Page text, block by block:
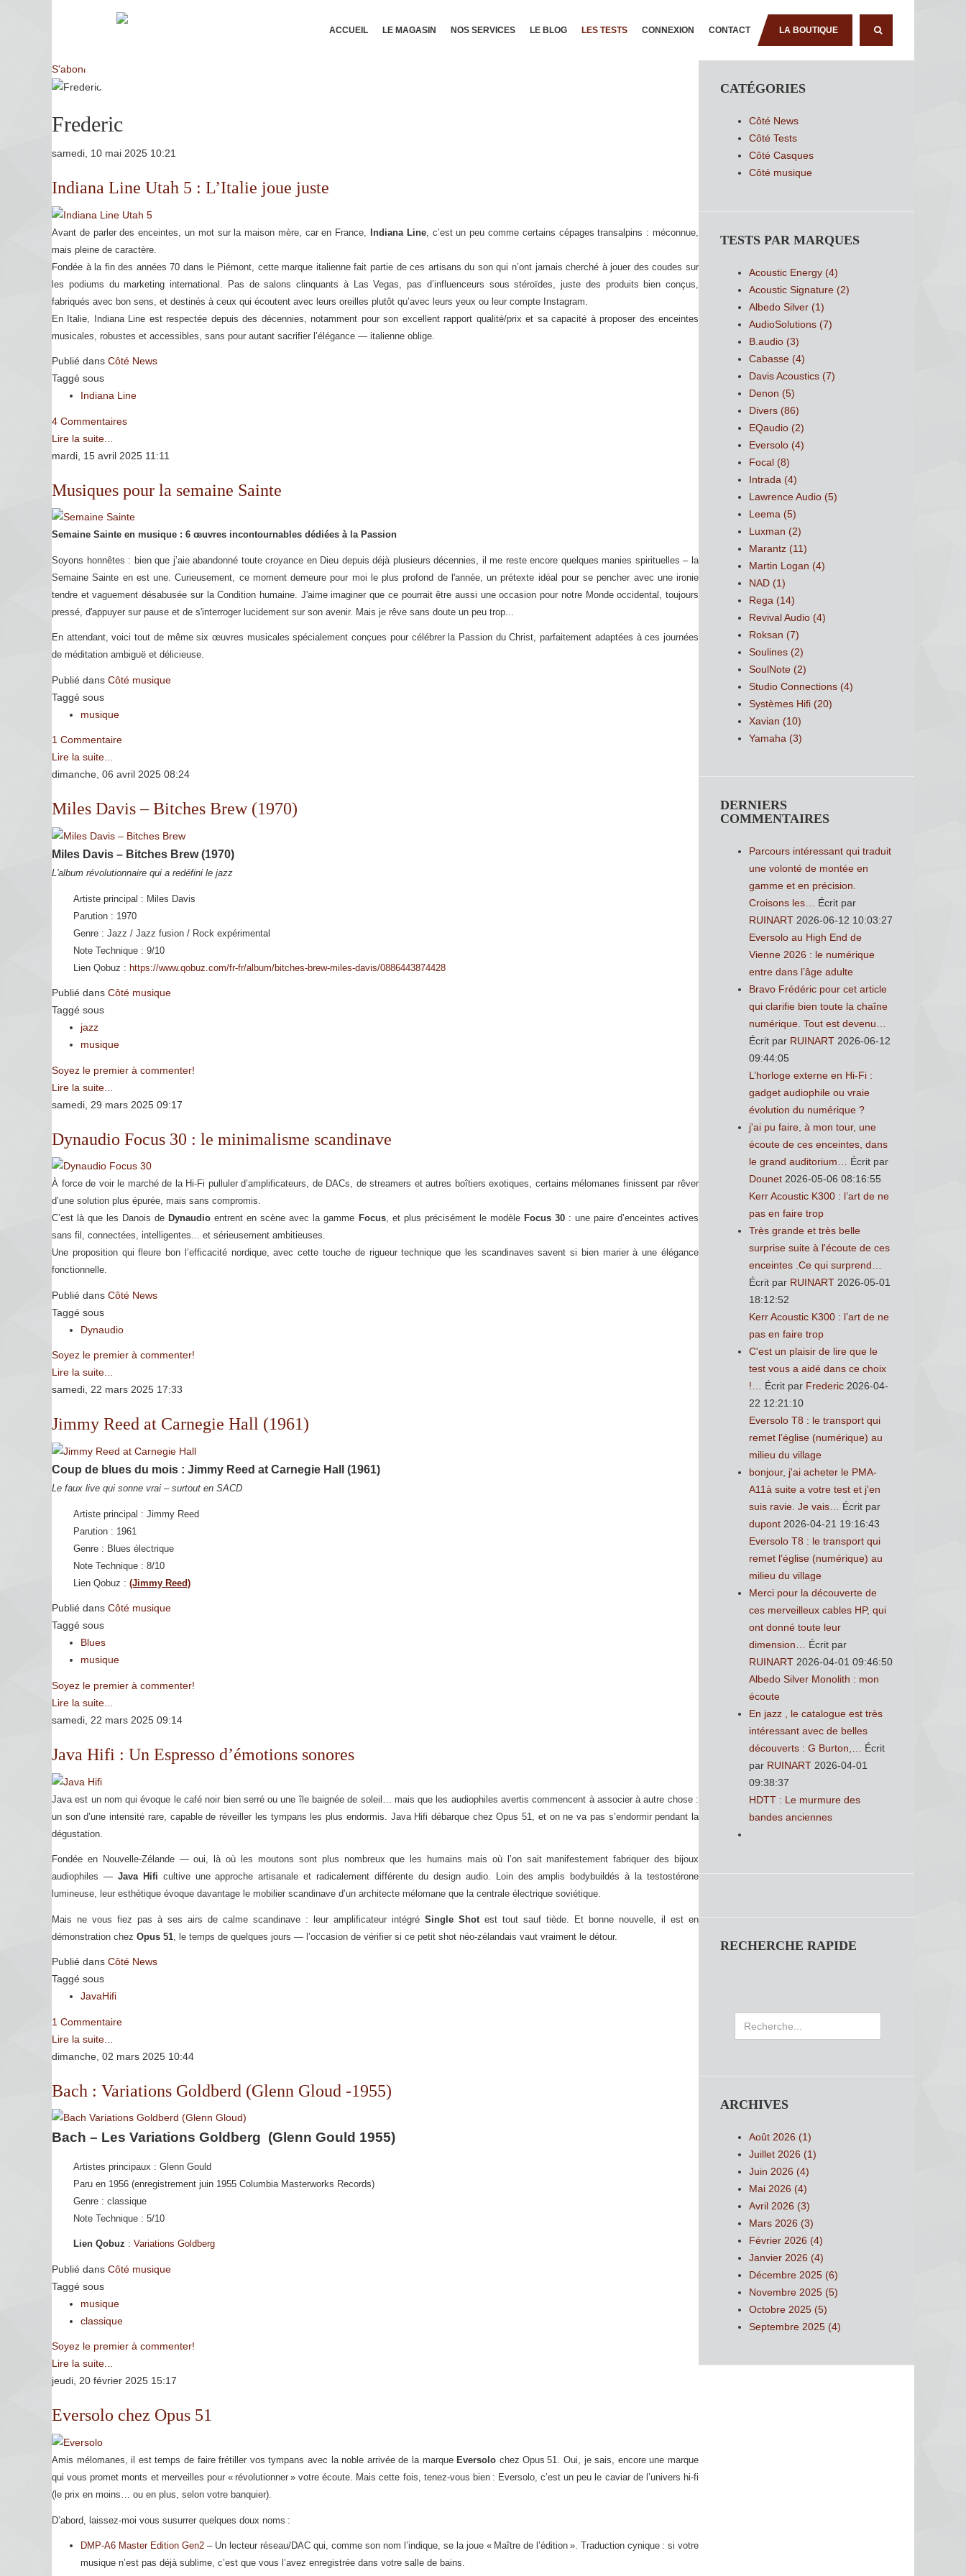
ACCUEIL LE MAGASIN NOS SERVICES LE BLOG LES TESTS CONNEXION CONTACT LA BOUTIQUE
S'abonner à ce flux RSS
Frederic
samedi, 10 mai 2025 10:21
Indiana Line Utah 5 : L’Italie joue juste
Avant de parler des enceintes, un mot sur la maison mère, car en France,Indiana Line, c’est un peu comme certains cépages transalpins : méconnue,
mais pleine de caractère.
Fondée à la fin des années 70 dans le Piémont, cette marque italienne fait partie de ces artisans du son qui n’ont jamais cherché à jouer des coudes sur
les podiums du marketing international. Pas de salons clinquants à Las Vegas, pas d’influenceurs sous stéroïdes, juste des produits bien conçus,
fabriqués avec bon sens, et destinés à ceux qui écoutent avec leurs oreilles plutôt qu’avec leurs yeux ou leur compte Instagram.
En Italie, Indiana Line est respectée depuis des décennies, notamment pour son excellent rapport qualité/prix et sa capacité à proposer des enceintes
musicales, robustes et accessibles, sans pour autant sacrifier l’élégance — italienne oblige.
Publié dans Côté News
Taggé sous
Indiana Line
4 Commentaires
Lire la suite...
mardi, 15 avril 2025 11:11
Musiques pour la semaine Sainte
Semaine Sainte en musique : 6 œuvres incontournables dédiées à la Passion
Soyons honnêtes : bien que j’aie abandonné toute croyance en Dieu depuis déjà plusieurs décennies, il me reste encore quelques manies spirituelles – la
Semaine Sainte en est une. Curieusement, ce moment demeure pour moi le plus profond de l'année, un prétexte idéal pour se pencher avec une ironie
tendre et vaguement désabusée sur la Condition humaine. J'aime imaginer que ce pourrait être aussi une occasion pour notre Monde occidental, toujours
pressé, d'appuyer sur pause et de s'interroger lucidement sur son avenir. Mais je rêve sans doute un peu trop...
En attendant, voici tout de même six œuvres musicales spécialement conçues pour célébrer la Passion du Christ, parfaitement adaptées à ces journées
de méditation ambiguë et délicieuse.
Publié dans Côté musique
Taggé sous
musique
1 Commentaire
Lire la suite...
dimanche, 06 avril 2025 08:24
Miles Davis – Bitches Brew (1970)
Miles Davis – Bitches Brew (1970)
L'album révolutionnaire qui a redéfini le jazz
Artiste principal : Miles Davis
Parution : 1970
Genre : Jazz / Jazz fusion / Rock expérimental
Note Technique : 9/10
Lien Qobuz : https://www.qobuz.com/fr-fr/album/bitches-brew-miles-davis/0886443874428
Publié dans Côté musique
Taggé sous
jazz
musique
Soyez le premier à commenter!
Lire la suite...
samedi, 29 mars 2025 09:17
Dynaudio Focus 30 : le minimalisme scandinave
À force de voir le marché de la Hi-Fi pulluler d’amplificateurs, de DACs, de streamers et autres boîtiers exotiques, certains mélomanes finissent par rêver
d’une solution plus épurée, mais sans compromis.
C’est là que les Danois de Dynaudio entrent en scène avec la gamme Focus, et plus précisément le modèle Focus 30: une paire d’enceintes actives
sans fil, connectées, intelligentes... et sérieusement ambitieuses.
Une proposition qui fleure bon l’efficacité nordique, avec cette touche de rigueur technique que les scandinaves savent si bien marier à une élégance
fonctionnelle.
Publié dans Côté News
Taggé sous
Dynaudio
Soyez le premier à commenter!
Lire la suite...
samedi, 22 mars 2025 17:33
Jimmy Reed at Carnegie Hall (1961)
Coup de blues du mois : Jimmy Reed at Carnegie Hall (1961)
Le faux live qui sonne vrai – surtout en SACD
Artiste principal : Jimmy Reed
Parution : 1961
Genre : Blues électrique
Note Technique : 8/10
Lien Qobuz : (Jimmy Reed)
Publié dans Côté musique
Taggé sous
Blues
musique
Soyez le premier à commenter!
Lire la suite...
samedi, 22 mars 2025 09:14
Java Hifi : Un Espresso d’émotions sonores
Java est un nom qui évoque le café noir bien serré ou une île baignée de soleil… mais que les audiophiles avertis commencent à associer à autre chose :
un son d’une intensité rare, capable de réveiller les tympans les plus endormis. Java Hifi débarque chez Opus 51, et on ne va pas s’endormir pendant la
dégustation.
Fondée en Nouvelle-Zélande — oui, là où les moutons sont plus nombreux que les humains mais où l’on sait manifestement fabriquer des bijoux
audiophiles — Java Hifi cultive une approche artisanale et radicalement différente du design audio. Loin des amplis bodybuildés à la testostérone
lumineuse, leur esthétique évoque davantage le mobilier scandinave d’un architecte mélomane que la centrale électrique soviétique.
Mais ne vous fiez pas à ses airs de calme scandinave : leur amplificateur intégré Single Shot est tout sauf tiède. Et bonne nouvelle, il est en
démonstration chez Opus 51 , le temps de quelques jours — l’occasion de vérifier si ce petit shot néo-zélandais vaut vraiment le détour.
Publié dans Côté News
Taggé sous
JavaHifi
1 Commentaire
Lire la suite...
dimanche, 02 mars 2025 10:44
Bach : Variations Goldberd (Glenn Gloud -1955)
Bach – Les Variations Goldberg (Glenn Gould 1955)
Artistes principaux : Glenn Gould
Paru en 1956 (enregistrement juin 1955 Columbia Masterworks Records)
Genre : classique
Note Technique : 5/10
Lien Qobuz : Variations Goldberg
Publié dans Côté musique
Taggé sous
musique
classique
Soyez le premier à commenter!
Lire la suite...
jeudi, 20 février 2025 15:17
Eversolo chez Opus 51
Amis mélomanes, il est temps de faire frétiller vos tympans avec la noble arrivée de la marqueEversolo chez Opus 51. Oui, je sais, encore une marque
qui vous promet monts et merveilles pour « révolutionner » votre écoute. Mais cette fois, tenez-vous bien : Eversolo, c’est un peu le caviar de l’univers hi-fi
(le prix en moins… ou en plus, selon votre banquier).
D’abord, laissez-moi vous susurrer quelques doux noms :
DMP-A6 Master Edition Gen2 – Un lecteur réseau/DAC qui, comme son nom l’indique, se la joue « Maître de l’édition ». Traduction cynique : si votre
musique n’est pas déjà sublime, c’est que vous l’avez enregistrée dans votre salle de bains.
CATÉGORIES
Côté News
Côté Tests
Côté Casques
Côté musique
TESTS PAR MARQUES
Acoustic Energy (4)
Acoustic Signature (2)
Albedo Silver (1)
AudioSolutions (7)
B.audio (3)
Cabasse (4)
Davis Acoustics (7)
Denon (5)
Divers (86)
EQaudio (2)
Eversolo (4)
Focal (8)
Intrada (4)
Lawrence Audio (5)
Leema (5)
Luxman (2)
Marantz (11)
Martin Logan (4)
NAD (1)
Rega (14)
Revival Audio (4)
Roksan (7)
Soulines (2)
SoulNote (2)
Studio Connections (4)
Systèmes Hifi (20)
Xavian (10)
Yamaha (3)
DERNIERS
COMMENTAIRES
Parcours intéressant qui traduit
une volonté de montée en
gamme et en précision.
Croisons les…
Écrit par
RUINART 2026-06-12 10:03:27
Eversolo au High End de
Vienne 2026 : le numérique
entre dans l’âge adulte
Bravo Frédéric pour cet article
qui clarifie bien toute la chaîne
numérique. Tout est devenu…
Écrit par RUINART 2026-06-12
09:44:05
L’horloge externe en Hi-Fi :
gadget audiophile ou vraie
évolution du numérique ?
j'ai pu faire, à mon tour, une
écoute de ces enceintes, dans
le grand auditorium…
Écrit par
Dounet 2026-05-06 08:16:55
Kerr Acoustic K300 : l’art de ne
pas en faire trop
Très grande et très belle
surprise suite à l'écoute de ces
enceintes .Ce qui surprend…
Écrit par RUINART 2026-05-01
18:12:52
Kerr Acoustic K300 : l’art de ne
pas en faire trop
C'est un plaisir de lire que le
test vous a aidé dans ce choix
!…
Écrit par Frederic 2026-04-
22 12:21:10
Eversolo T8 : le transport qui
remet l’église (numérique) au
milieu du village
bonjour, j'ai acheter le PMA-
A11à suite a votre test et j'en
suis ravie. Je vais…
Écrit par
dupont 2026-04-21 19:16:43
Eversolo T8 : le transport qui
remet l’église (numérique) au
milieu du village
Merci pour la découverte de
ces merveilleux cables HP, qui
ont donné toute leur
dimension…
Écrit par
RUINART 2026-04-01 09:46:50
Albedo Silver Monolith : mon
écoute
En jazz , le catalogue est très
intéressant avec de belles
découverts : G Burton,…
Écrit
par RUINART 2026-04-01
09:38:37
HDTT : Le murmure des
bandes anciennes
RECHERCHE RAPIDE
Rechercher
ARCHIVES
Août 2026 (1)
Juillet 2026 (1)
Juin 2026 (4)
Mai 2026 (4)
Avril 2026 (3)
Mars 2026 (3)
Février 2026 (4)
Janvier 2026 (4)
Décembre 2025 (6)
Novembre 2025 (5)
Octobre 2025 (5)
Septembre 2025 (4)